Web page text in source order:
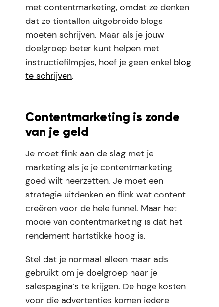
met contentmarketing, omdat ze denken
dat ze tientallen uitgebreide blogs
moeten schrijven. Maar als je jouw
doelgroep beter kunt helpen met
instructiefilmpjes, hoef je geen enkel blog
te schrijven.
Contentmarketing is zonde
van je geld
Je moet flink aan de slag met je
marketing als je je contentmarketing
goed wilt neerzetten. Je moet een
strategie uitdenken en flink wat content
creëren voor de hele funnel. Maar het
mooie van contentmarketing is dat het
rendement hartstikke hoog is.
Stel dat je normaal alleen maar ads
gebruikt om je doelgroep naar je
salespagina’s te krijgen. De hoge kosten
voor die advertenties komen iedere